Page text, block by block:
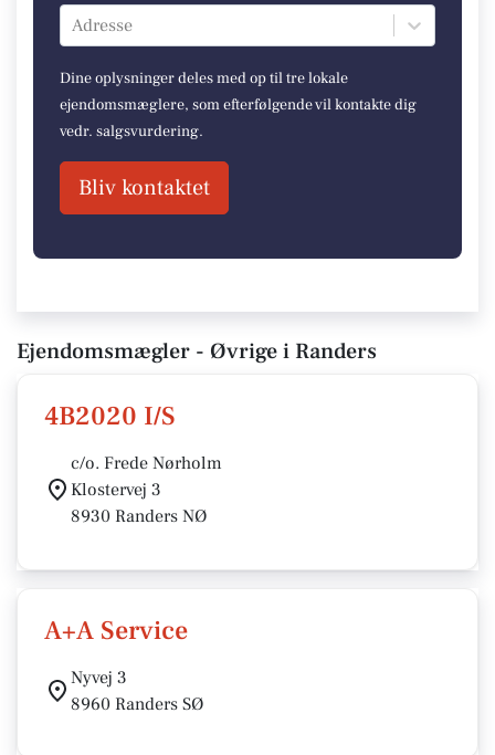
Adresse
Dine oplysninger deles med op til tre lokale
ejendomsmæglere, som efterfølgende vil kontakte dig
vedr. salgsvurdering.
Bliv kontaktet
Ejendomsmægler - Øvrige i Randers
4B2020 I/S
c/o. Frede Nørholm
Klostervej 3
8930 Randers NØ
A+A Service
Nyvej 3
8960 Randers SØ